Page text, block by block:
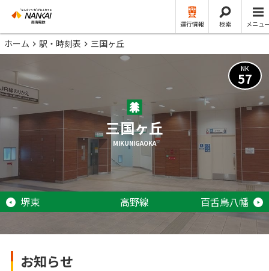
運行情報 検索 メニュ
ホーム 駅・時刻表 三国ヶ丘
NK
57
三国ヶ丘
MIKUNIGAOKA
堺東 高野線 百舌鳥八幡
お知らせ